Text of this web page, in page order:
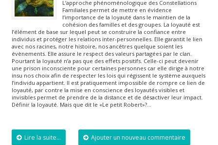
L’approche phénoménologique des Constellations
Familiales permet de mettre en évidence
l’importance de la loyauté dans le maintien de la
cohésion des familles et des groupes. La loyauté est
l’élément de base sur lequel peut se construire la confiance entre
individus et protéger les relations inter-personnelles. Elle garantit le lien
avec nos racines, notre histoire, nos ancêtres quelque soient les
évènements. Elle assure le respect des valeurs partagées par le clan.
Pourtant la loyauté n’a pas que des effets positifs. Celle-ci peut devenir
une prison inconsciente pour certaines personnes car elle dirige à notre
insu nos choix afin de respecter les lois qui régissent le système auxquels
l’individu appartient. Il est pratiquement impossible de rompre ce lien de
loyauté, par contre la mise en conscience des loyautés visibles et
invisibles permet de prendre de la distance et de désactiver leur impact.
Définir la loyauté. Mais que dit le «Le petit Robert»?…
Lire la suite... Ajouter un nouveau commentaire